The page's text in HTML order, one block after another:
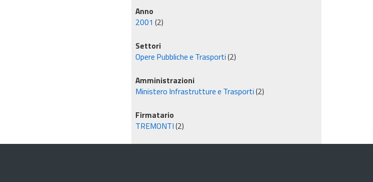
Anno
2001 (2)
Settori
Opere Pubbliche e Trasporti(2)
Amministrazioni
Ministero Infrastrutture e Trasporti(2)
Firmatario
TREMONTI(2)